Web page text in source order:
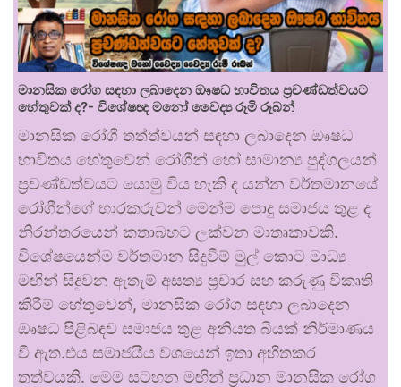
මානසික රෝග සඳහා ලබාදෙන ඖෂධ භාවිතය ප්‍රචණ්ඩත්වයට
හේතුවක් ද?- විශේෂඥ මනෝ වෛද්‍ය රූමි රූබන්
මානසික රෝගී තත්ත්වයන් සඳහා ලබාදෙන ඖෂධ
භාවිතය හේතුවෙන් රෝගීන් හෝ සාමාන්‍ය පුද්ගලයන්
ප්‍රචණ්ඩත්වයට යොමු විය හැකි ද යන්න වර්තමානයේ
රෝගීන්ගේ භාරකරුවන් මෙන්ම පොදු සමාජය තුළ ද
නිරන්තරයෙන් කතාබහට ලක්වන මාතෘකාවකි.
විශේෂයෙන්ම වර්තමාන සිදුවීම් මුල් කොට මාධ්‍ය
මඟින් සිදුවන ඇතැම් අසත්‍ය ප්‍රචාර සහ කරුණු විකෘති
කිරීම් හේතුවෙන්, මානසික රෝග සඳහා ලබාදෙන
ඖෂධ පිළිබඳව සමාජය තුළ අනියත බියක් නිර්මාණය
වී ඇත.එය සමාජයීය වශයෙන් ඉතා අහිතකර
තත්වයකි. මෙම සටහන මඟින් ප්‍රධාන මානසික රෝග